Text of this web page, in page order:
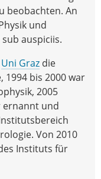
beobachten. An
und
auspiciis.
Uni Graz die
bis 2000 war
2005
ernannt und
Von 2010
Instituts für